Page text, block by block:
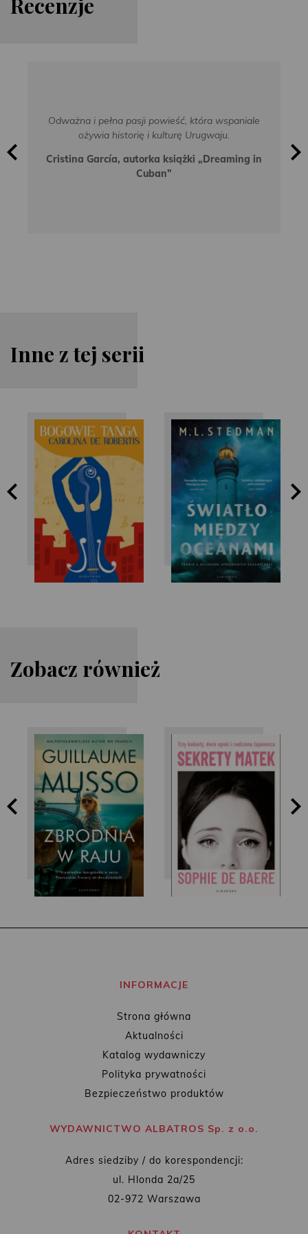
Recenzje
Odważna i pełna pasji powieść, która wspaniale
ożywia historię i kulturę Urugwaju.
Cristina García, autorka książki „Dreaming in
Cuban”
Inne z tej serii
Caro De Robertis M.L. Stedman
Zobacz również
Guillaume Musso Sophie de Baere
INFORMACJE
Strona główna
Aktualności
Katalog wydawniczy
Polityka prywatności
Bezpieczeństwo produktów
WYDAWNICTWO ALBATROS Sp. z o.o.
Adres siedziby / do korespondencji:
ul. Hlonda 2a/25
02-972 Warszawa